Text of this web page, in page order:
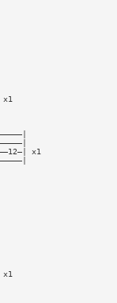
x1
x1
x1